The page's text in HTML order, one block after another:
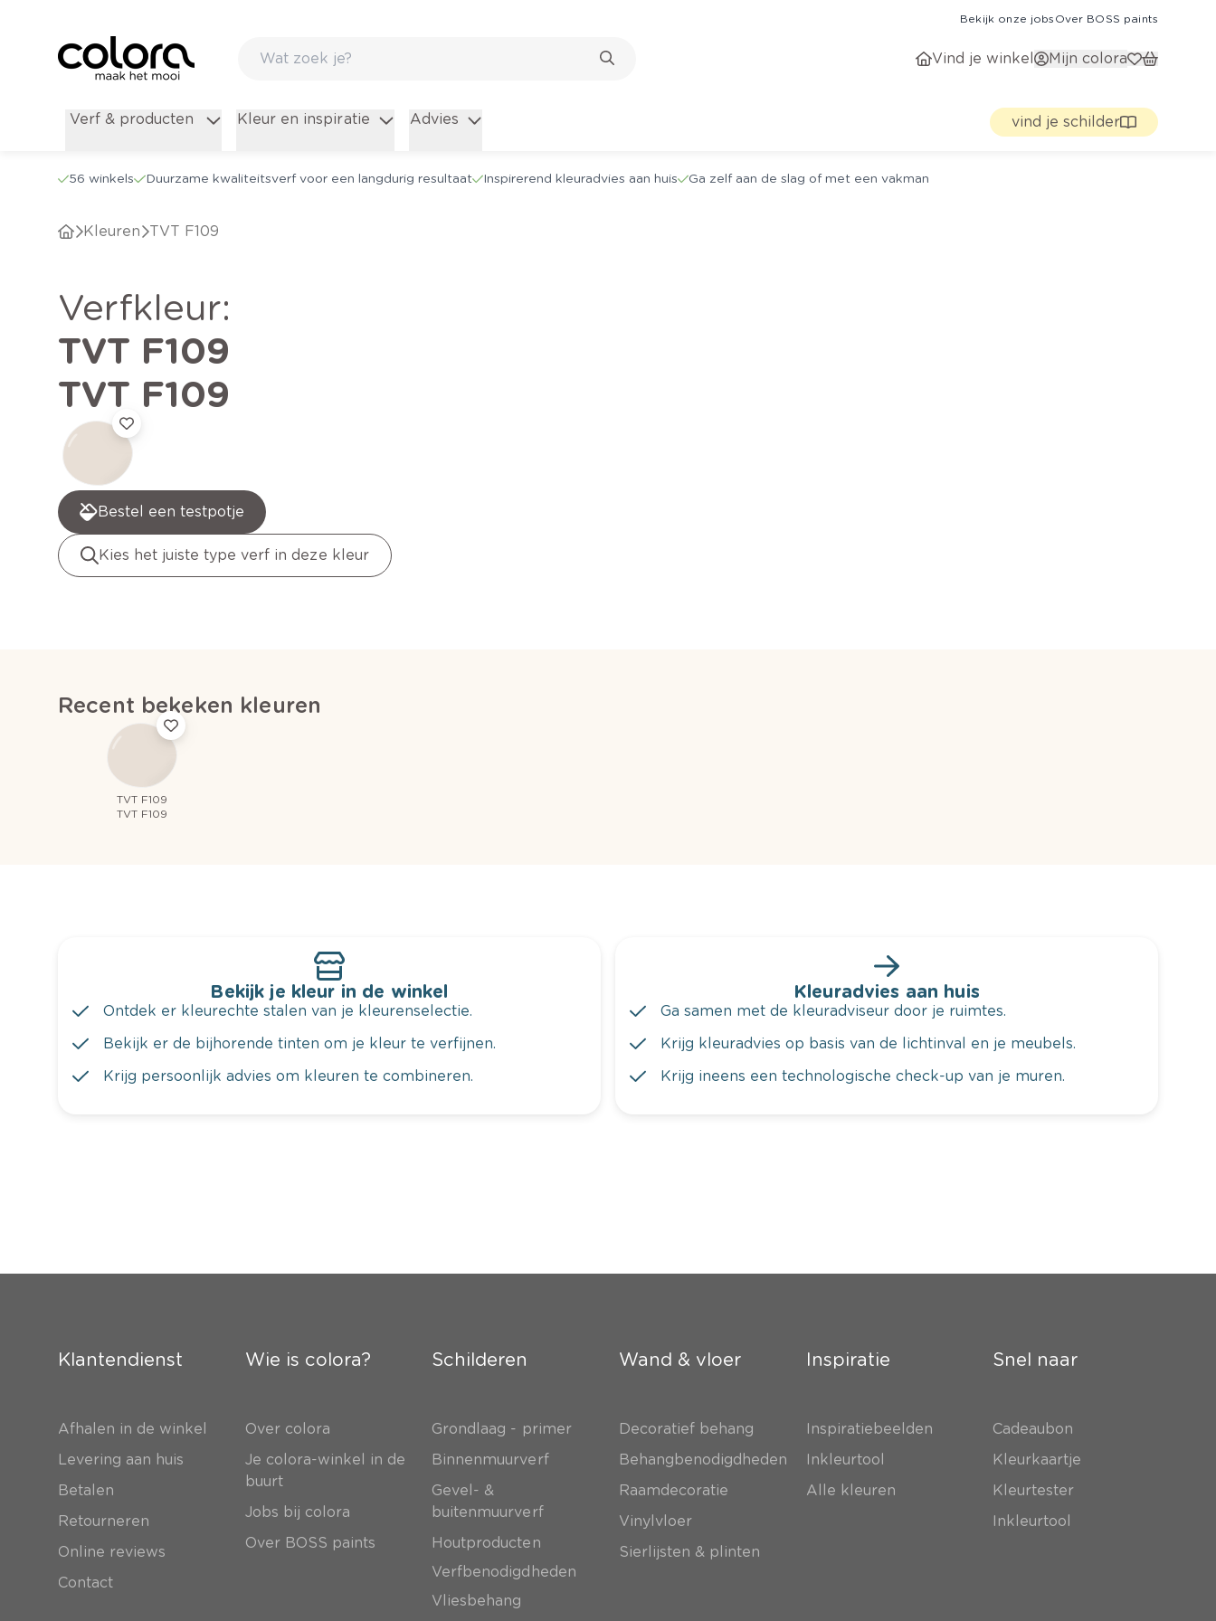
Bekijk onze jobs Over BOSS paints
Vind je winkel Mijn colora
Verf & producten Kleur en inspiratie Advies vind je schilder
56 winkels Duurzame kwaliteitsverf voor een langdurig resultaat Inspirerend kleuradvies aan huis Ga zelf aan de slag of met een vakman
Kleuren TVT F109
verfkleur:
TVT F109
TVT F109
Bestel een testpotje
Kies het juiste type verf in deze kleur
Recent bekeken kleuren
TVT F109
TVT F109
Bekijk je kleur in de winkel
Ontdek er kleurechte stalen van je kleurenselectie.
Bekijk er de bijhorende tinten om je kleur te verfijnen.
Krijg persoonlijk advies om kleuren te combineren.
Kleuradvies aan huis
Ga samen met de kleuradviseur door je ruimtes.
Krijg kleuradvies op basis van de lichtinval en je meubels.
Krijg ineens een technologische check-up van je muren.
Klantendienst
Afhalen in de winkel
Levering aan huis
Betalen
Retourneren
Online reviews
Contact
Wie is colora?
Over colora
Je colora-winkel in de
buurt
Jobs bij colora
Over BOSS paints
Schilderen
Grondlaag - primer
Binnenmuurverf
Gevel- &
buitenmuurverf
Houtproducten
Verfbenodigdheden
Vliesbehang
Wand & vloer
Decoratief behang
Behangbenodigdheden
Raamdecoratie
Vinylvloer
Sierlijsten & plinten
Inspiratie
Inspiratiebeelden
Inkleurtool
Alle kleuren
Snel naar
Cadeaubon
Kleurkaartje
Kleurtester
Inkleurtool